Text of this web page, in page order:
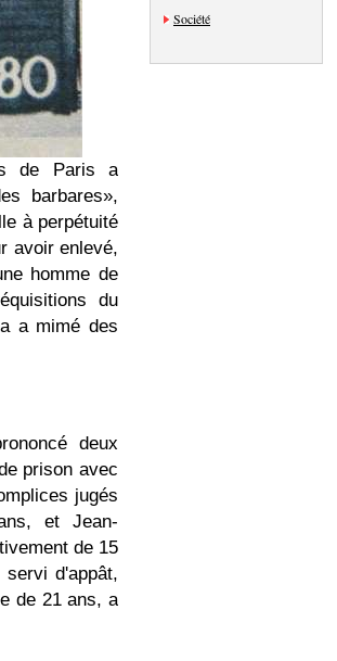
de Paris a
barbares»,
à perpétuité
avoir enlevé,
homme de
du
a mimé des
deux
prison avec
jugés
et Jean-
de 15
d'appât,
de 21 ans, a
Société